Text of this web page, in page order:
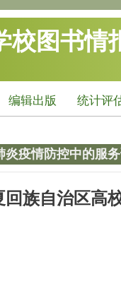
校图书情
编辑出版 统计评
疫情防控中的服
回族自治区高